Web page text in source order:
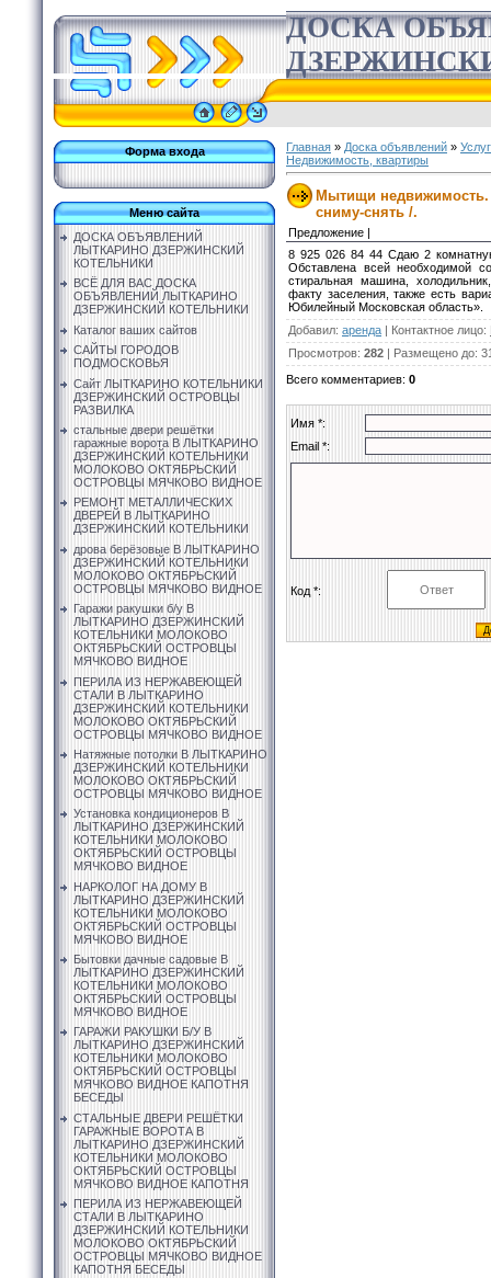
ДОСКА
Форма входа
Меню сайта
ДОСКА ОБЪЯВЛЕНИЙ
ЛЫТКАРИНО ДЗЕРЖИНСКИЙ
КОТЕЛЬНИКИ
ВСЁ ДЛЯ ВАС ДОСКА
ОБЪЯВЛЕНИЙ ЛЫТКАРИНО
ДЗЕРЖИНСКИЙ КОТЕЛЬНИКИ
Каталог ваших сайтов
САЙТЫ ГОРОДОВ
ПОДМОСКОВЬЯ
Сайт ЛЫТКАРИНО КОТЕЛЬНИКИ
ДЗЕРЖИНСКИЙ ОСТРОВЦЫ
РАЗВИЛКА
стальные двери решётки
гаражные ворота В ЛЫТКАРИНО
ДЗЕРЖИНСКИЙ КОТЕЛЬНИКИ
МОЛОКОВО ОКТЯБРЬСКИЙ
ОСТРОВЦЫ МЯЧКОВО ВИДНОЕ
РЕМОНТ МЕТАЛЛИЧЕСКИХ
ДВЕРЕЙ В ЛЫТКАРИНО
ДЗЕРЖИНСКИЙ КОТЕЛЬНИКИ
дрова берёзовые В ЛЫТКАРИНО
ДЗЕРЖИНСКИЙ КОТЕЛЬНИКИ
МОЛОКОВО ОКТЯБРЬСКИЙ
ОСТРОВЦЫ МЯЧКОВО ВИДНОЕ
Гаражи ракушки б/у В
ЛЫТКАРИНО ДЗЕРЖИНСКИЙ
КОТЕЛЬНИКИ МОЛОКОВО
ОКТЯБРЬСКИЙ ОСТРОВЦЫ
МЯЧКОВО ВИДНОЕ
ПЕРИЛА ИЗ НЕРЖАВЕЮЩЕЙ
СТАЛИ В ЛЫТКАРИНО
ДЗЕРЖИНСКИЙ КОТЕЛЬНИКИ
МОЛОКОВО ОКТЯБРЬСКИЙ
ОСТРОВЦЫ МЯЧКОВО ВИДНОЕ
Натяжные потолки В ЛЫТКАРИНО
ДЗЕРЖИНСКИЙ КОТЕЛЬНИКИ
МОЛОКОВО ОКТЯБРЬСКИЙ
ОСТРОВЦЫ МЯЧКОВО ВИДНОЕ
Установка кондиционеров В
ЛЫТКАРИНО ДЗЕРЖИНСКИЙ
КОТЕЛЬНИКИ МОЛОКОВО
ОКТЯБРЬСКИЙ ОСТРОВЦЫ
МЯЧКОВО ВИДНОЕ
НАРКОЛОГ НА ДОМУ В
ЛЫТКАРИНО ДЗЕРЖИНСКИЙ
КОТЕЛЬНИКИ МОЛОКОВО
ОКТЯБРЬСКИЙ ОСТРОВЦЫ
МЯЧКОВО ВИДНОЕ
Бытовки дачные садовые В
ЛЫТКАРИНО ДЗЕРЖИНСКИЙ
КОТЕЛЬНИКИ МОЛОКОВО
ОКТЯБРЬСКИЙ ОСТРОВЦЫ
МЯЧКОВО ВИДНОЕ
ГАРАЖИ РАКУШКИ Б/У В
ЛЫТКАРИНО ДЗЕРЖИНСКИЙ
КОТЕЛЬНИКИ МОЛОКОВО
ОКТЯБРЬСКИЙ ОСТРОВЦЫ
МЯЧКОВО ВИДНОЕ КАПОТНЯ
БЕСЕДЫ
СТАЛЬНЫЕ ДВЕРИ РЕШЁТКИ
ГАРАЖНЫЕ ВОРОТА В
ЛЫТКАРИНО ДЗЕРЖИНСКИЙ
КОТЕЛЬНИКИ МОЛОКОВО
ОКТЯБРЬСКИЙ ОСТРОВЦЫ
МЯЧКОВО ВИДНОЕ КАПОТНЯ
ПЕРИЛА ИЗ НЕРЖАВЕЮЩЕЙ
СТАЛИ В ЛЫТКАРИНО
ДЗЕРЖИНСКИЙ КОТЕЛЬНИКИ
МОЛОКОВО ОКТЯБРЬСКИЙ
ОСТРОВЦЫ МЯЧКОВО ВИДНОЕ
КАПОТНЯ БЕСЕДЫ
Главная » Доска объявлений »
Недвижимость, квартиры
Мытищи недвижимость.
сниму-снять /.
Предложение |
8 925 026 84 44 Сдаю 2
Обставлена всей необходимой
стиральная машина,
факту заселения, также есть
Юбилейный Московская область».
Добавил: аренда | Контактное лицо:
Просмотров: 282 | Размещено до:
Всего комментариев: 0
Имя *:
Email *:
Код *: